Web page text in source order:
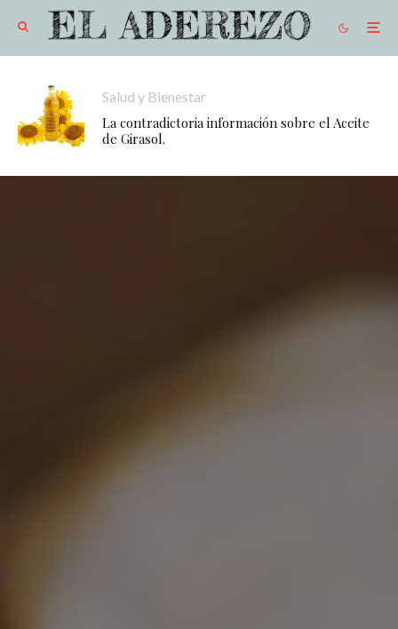
Salud y Bienestar
La contradictoria información sobre el Aceite
de Girasol.